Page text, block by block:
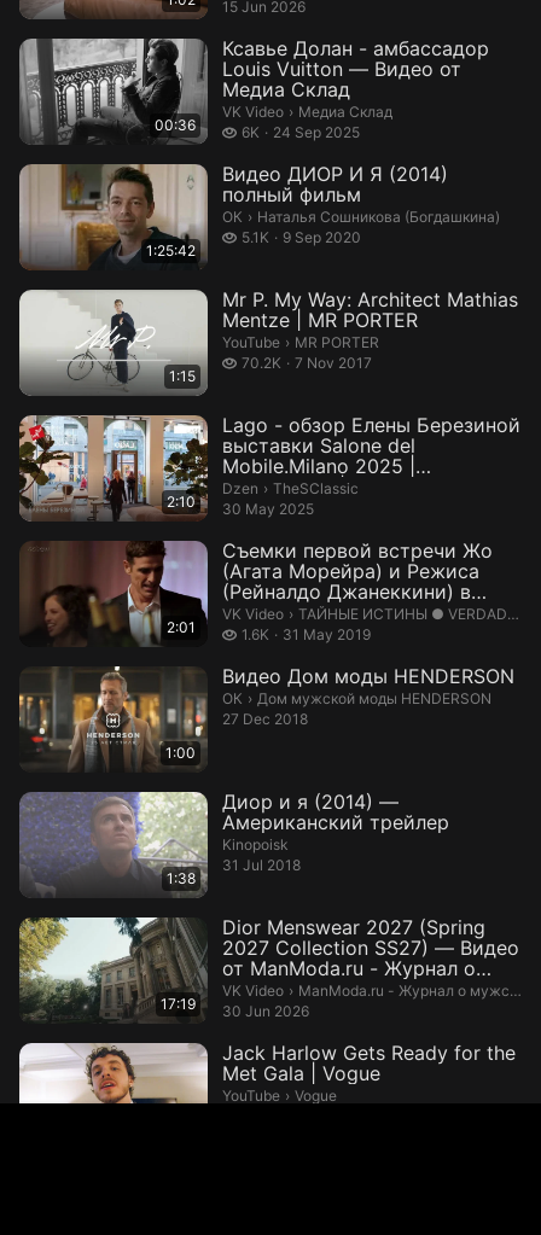
15 Jun 2026
00:36
Ксавье Долан - амбассадор
Louis Vuitton — Видео от
Медиа Склад
VK Video › Медиа Склад.
Медиа Склад
6K
6 thousand views
24 Sep 2025
1:25:42
Видео ДИОР И Я (2014)
полный фильм
ОК › Наталья Сошникова (Богдашкина).
Наталья Сошникова (Богдашкина)
5.1K
5.1 thousand views
9 Sep 2020
1:15
Mr P. My Way: Architect Mathias
Mentze | MR PORTER
YouTube › MR PORTER.
MR PORTER
70.2K
70.2 thousand views
7 Nov 2017
2:10
Lago - обзор Елены Березиной
выставки Salone del
Mobile.Milano 2025 |
TheSClassic | Д...
Dzen › TheSClassic.
TheSClassic
30 May 2025
2:01
Съемки первой встречи Жо
(Агата Морейра) и Режиса
(Рейналдо Джанеккини) в
новелле &qu...
VK Video › ТАЙНЫЕ ИСТИНЫ ● VERDADES
ТАЙНЫЕ ИСТИНЫ ● VERDADES SECRETAS
1.6K
1.6 thousand views
31 May 2019
1:00
Видео Дом моды HENDERSON
ОК › Дом мужской моды HENDERSON.
Дом мужской моды HENDERSON
27 Dec 2018
1:38
Диор и я (2014) —
Американский трейлер
Kinopoisk
31 Jul 2018
17:19
Dior Menswear 2027 (Spring
2027 Collection SS27) — Видео
от ManModa.ru - Журнал о
муж...
VK Video › ManModa.ru - Журнал о мужской
ManModa.ru - Журнал о мужской моде и стиле
30 Jun 2026
Jack Harlow Gets Ready for the
Met Gala | Vogue
YouTube › Vogue.
Vogue